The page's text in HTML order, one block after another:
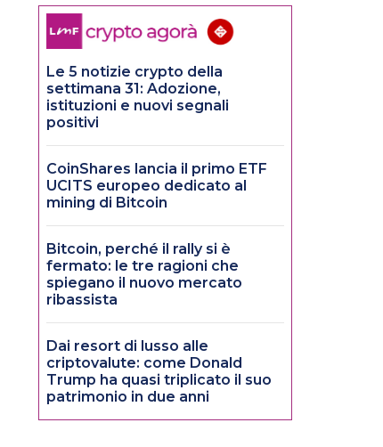
Le 5 notizie crypto della
settimana 31: Adozione,
istituzioni e nuovi segnali
positivi
CoinShares lancia il primo ETF
UCITS europeo dedicato al
mining di Bitcoin
Bitcoin, perché il rally si è
fermato: le tre ragioni che
spiegano il nuovo mercato
ribassista
Dai resort di lusso alle
criptovalute: come Donald
Trump ha quasi triplicato il suo
patrimonio in due anni